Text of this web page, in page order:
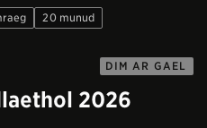
20 munud
DIM AR GAEL
2026